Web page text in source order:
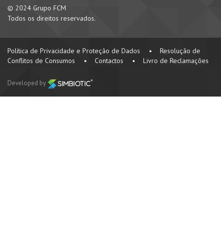
© 2024 Grupo FCM
Todos os direitos reservados.
Política de Privacidade e Proteção de Dados •
Resolução de
Conflitos de Consumos
• Contactos • Livro de Reclamações
Developed by